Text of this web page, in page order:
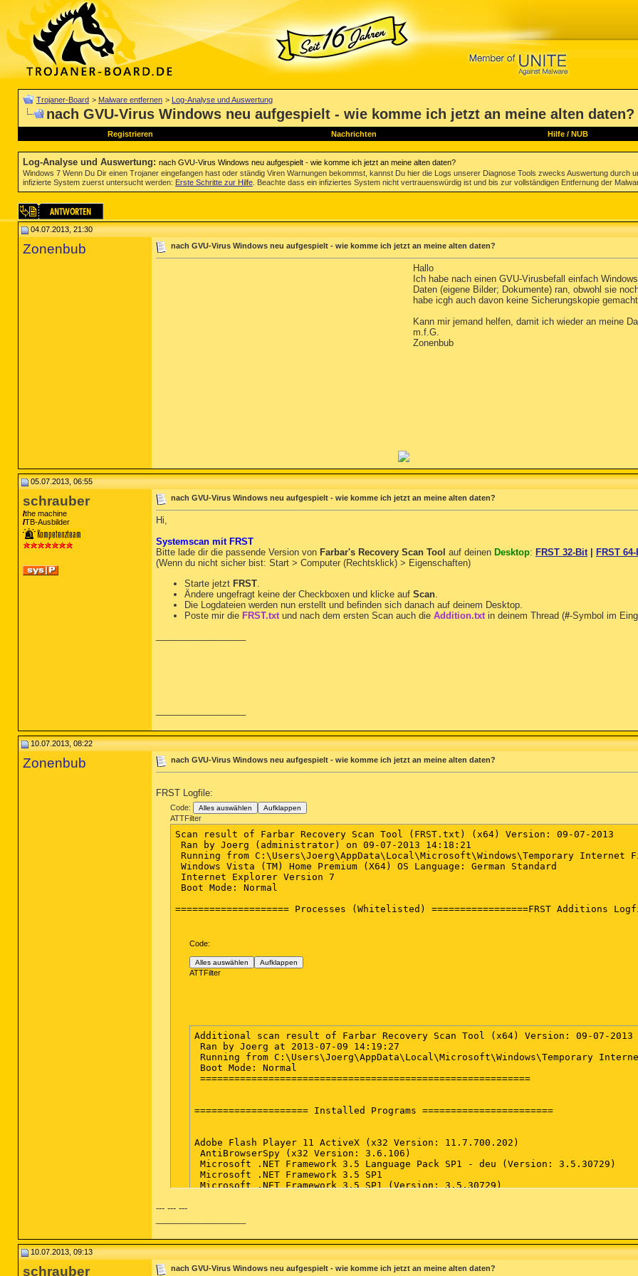
Trojaner-Board > Malware entfernen > Log-Analyse und Auswertung
nach GVU-Virus Windows neu aufgespielt - wie komme ich jetzt an meine alten daten?
Registrieren Nachrichten Hilfe/ NUB
Log-Analyse und Auswertung: nach GVU-Virus Windows neu aufgespielt - wie komme ich jetzt an meine alten daten?
Windows 7 Wenn Du Dir einen Trojaner eingefangen hast oder ständig Viren Warnungen bekommst, kannst Du hier die Logs unserer Diagnose Tools zwecks Auswertung
infizierte System zuerst untersucht werden: Erste Schritte zur Hilfe . Beachte dass ein infiziertes System nicht vertrauenswürdig ist und bis zur vollständigen Entfernung der
04.07.2013, 21:30
Zonenbub nach GVU-Virus Windows neu aufgespielt - wie komme ich jetzt an meine alten daten?
Hallo
Ich habe nach einen GVU-Virusbefall einfach
Daten (eigene Bilder; Dokumente) ran, obwohl sie
habe icgh auch davon keine Sicherungskopie
Kann mir jemand helfen, damit ich wieder an meine
m.f.G.
Zonenbub
05.07.2013, 06:55
schrauber
the machine
TB-Ausbilder
nach GVU-Virus Windows neu aufgespielt - wie komme ich jetzt an meine alten daten?
Hi,
Systemscan mit FRST
Bitte lade dir die passende Version von Farbar's Recovery Scan Tool auf deinen Desktop: FRST 32-Bit
FRST
(Wenn du nicht sicher bist: Start > Computer (Rechtsklick) > Eigenschaften)
Starte jetzt FRST
Ändere ungefragt keine der Checkboxen und klicke auf Scan
Die Logdateien werden nun erstellt und befinden sich danach auf deinem Desktop.
Poste mir die FRST.txt und nach dem ersten Scan auch die Addition.txt in deinem Thread (#-Symbol im
10.07.2013, 08:22
Zonenbub nach GVU-Virus Windows neu aufgespielt - wie komme ich jetzt an meine alten daten?
FRST Logfile:
Code: Alles auswählen Aufklappen
ATTFilter
Scan result of Farbar Recovery Scan Tool (FRST.txt) (x64) Version: 09-07-2013
Ran by Joerg (administrator) on 09-07-2013 14:18:21
Running from C:\Users\Joerg\AppData\Local\Microsoft\Windows\Temporary Internet
Windows Vista (TM) Home Premium (X64) OS Language: German Standard
Internet Explorer Version 7
Boot Mode: Normal
Code:
Alles auswählen Aufklappen
ATTFilter
Additional scan result of Farbar Recovery Scan Tool (x64) Version: 09-07-2013
Ran by Joerg at 2013-07-09 14:19:27
Running from C:\Users\Joerg\AppData\Local\Microsoft\Windows\Temporary
Boot Mode: Normal
==========================================================
==================== Installed Programs =======================
Adobe Flash Player 11 ActiveX (x32 Version: 11.7.700.202)
AntiBrowserSpy (x32 Version: 3.6.106)
Microsoft .NET Framework 3.5 Language Pack SP1 - deu (Version: 3.5.30729)
Microsoft .NET Framework 3.5 SP1
Microsoft .NET Framework 3.5 SP1 (Version: 3.5.30729)
==================== Restore Points =========================
31-05-2013 17:58:25 Windows Vista Service Pack 1
14-06-2013 17:50:29 Windows Update
--- --- ---
10.07.2013, 09:13
schrauber nach GVU-Virus Windows neu aufgespielt - wie komme ich jetzt an meine alten daten?